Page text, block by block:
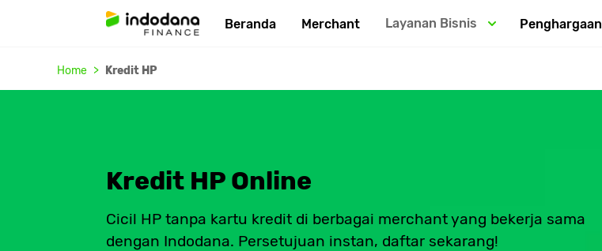
Beranda Merchant Layanan Bisnis Penghargaan
Home Kredit HP
Kredit HP Online
Cicil HP tanpa kartu kredit di berbagai merchant yang bekerja sama
dengan Indodana. Persetujuan instan, daftar sekarang!